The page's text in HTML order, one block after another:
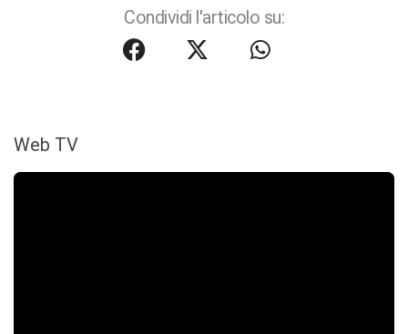
Condividi l'articolo su:
Web TV